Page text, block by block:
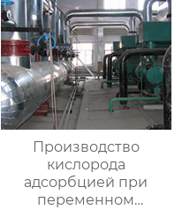
Производство
кислорода
адсорбцией при
переменном